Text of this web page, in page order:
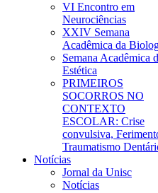
VI Encontro em
Neurociências
XXIV Semana
Acadêmica da
Semana Acadêmica
Estética
PRIMEIROS
SOCORROS NO
CONTEXTO
ESCOLAR: Crise
convulsiva,
Traumatismo
Notícias
Jornal da Unisc
Notícias